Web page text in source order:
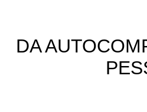
DA